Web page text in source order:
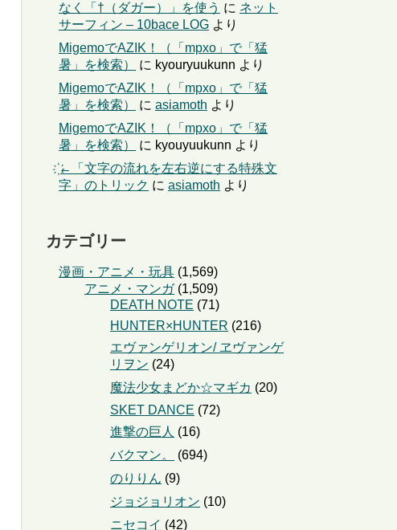
なく「†（ダガー）」を使う に ネット
サーフィン – 10bace LOG より
MigemoでAZIK！（「mpxo」で「猛
暑」を検索）
に kyouryuukunn より
MigemoでAZIK！（「mpxo」で「猛
暑」を検索）
に asiamoth より
MigemoでAZIK！（「mpxo」で「猛
暑」を検索）
に kyouyuukunn より
҉←「文字の流れを左右逆にする特殊文
字」のトリック に asiamoth より
カテゴリー
漫画・アニメ・玩具 (1,569)
アニメ・マンガ(1,509)
DEATH NOTE (71)
HUNTER×HUNTER (216)
エヴァンゲリオン/ ヱヴァンゲ
リヲン (24)
魔法少女まどか☆マギカ (20)
SKET DANCE (72)
進撃の巨人 (16)
バクマン。
(694)
のりりん (9)
ジョジョリオン (10)
ニセコイ (42)